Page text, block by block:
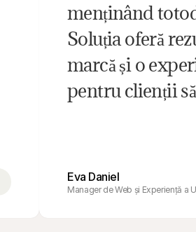
menținând
Soluția oferă
marcă și o
pentru clienții
Eva Daniel
Manager de Web și Experiență a